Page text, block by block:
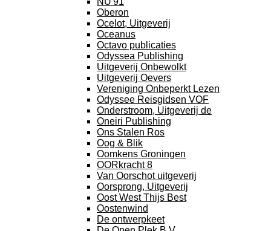
Oberon
Ocelot, Uitgeverij
Oceanus
Octavo publicaties
Odyssea Publishing
Uitgeverij Onbewolkt
Uitgeverij Oevers
Vereniging Onbeperkt Lezen
Odyssee Reisgidsen VOF
Onderstroom, Uitgeverij de
Oneiri Publishing
Ons Stalen Ros
Oog & Blik
Oomkens Groningen
OORkracht 8
Van Oorschot uitgeverij
Oorsprong, Uitgeverij
Oost West Thijs Best
Oostenwind
De ontwerpkeet